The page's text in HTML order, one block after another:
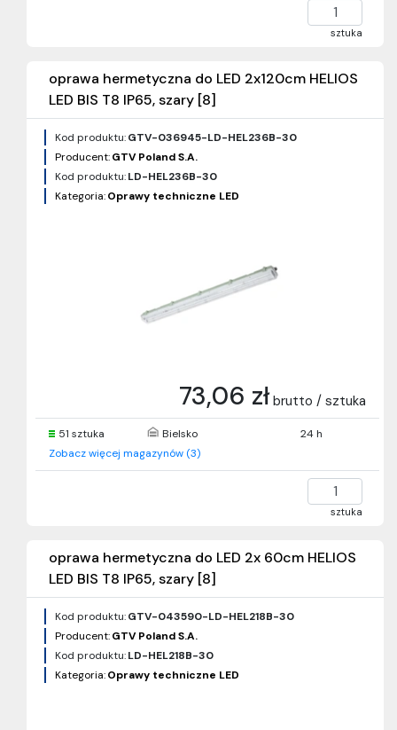
sztuka
oprawa hermetyczna do LED 2x120cm HELIOS
LED BIS T8 IP65, szary [8]
Kod produktu:GTV-036945-LD-HEL236B-30
Producent:GTV Poland S.A.
Kod produktu:LD-HEL236B-30
Kategoria:Oprawy techniczne LED
73,06 zł brutto / sztuka
51 sztuka Bielsko
24 h
Zobacz więcej magazynów (3)
sztuka
oprawa hermetyczna do LED 2x 60cm HELIOS
LED BIS T8 IP65, szary [8]
Kod produktu:GTV-043590-LD-HEL218B-30
Producent:GTV Poland S.A.
Kod produktu:LD-HEL218B-30
Kategoria:Oprawy techniczne LED